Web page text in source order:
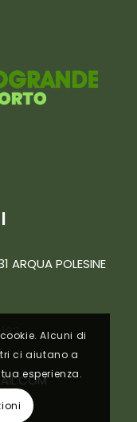
ARQUA POLESINE
Alcuni di
ci aiutano a
esperienza.